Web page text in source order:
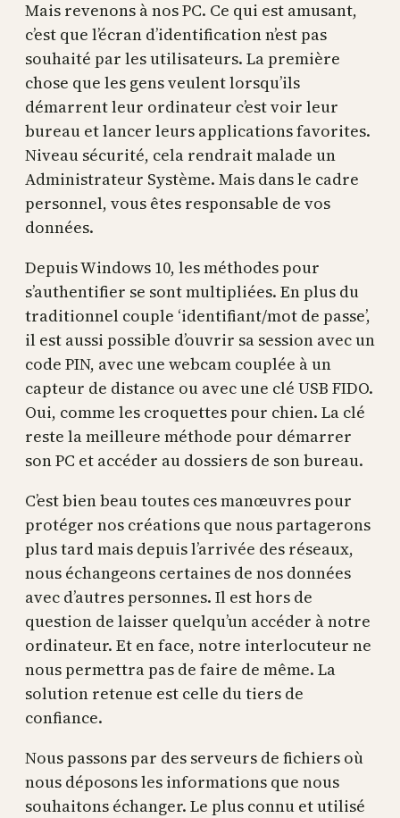
Mais revenons à nos PC. Ce qui est amusant,
c’est que l’écran d’identification n’est pas
souhaité par les utilisateurs. La première
chose que les gens veulent lorsqu’ils
démarrent leur ordinateur c’est voir leur
bureau et lancer leurs applications favorites.
Niveau sécurité, cela rendrait malade un
Administrateur Système. Mais dans le cadre
personnel, vous êtes responsable de vos
données.
Depuis Windows 10, les méthodes pour
s’authentifier se sont multipliées. En plus du
traditionnel couple ‘identifiant/mot de passe’,
il est aussi possible d’ouvrir sa session avec un
code PIN, avec une webcam couplée à un
capteur de distance ou avec une clé USB FIDO.
Oui, comme les croquettes pour chien. La clé
reste la meilleure méthode pour démarrer
son PC et accéder au dossiers de son bureau.
C’est bien beau toutes ces manœuvres pour
protéger nos créations que nous partagerons
plus tard mais depuis l’arrivée des réseaux,
nous échangeons certaines de nos données
avec d’autres personnes. Il est hors de
question de laisser quelqu’un accéder à notre
ordinateur. Et en face, notre interlocuteur ne
nous permettra pas de faire de même. La
solution retenue est celle du tiers de
confiance.
Nous passons par des serveurs de fichiers où
nous déposons les informations que nous
souhaitons échanger. Le plus connu et utilisé